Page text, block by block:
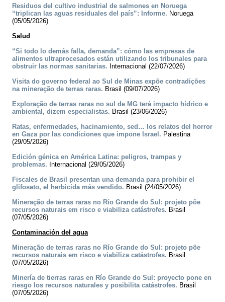
Residuos del cultivo industrial de salmones en Noruega
“triplican las aguas residuales del país”: Informe. Noruega
(05/05/2026)
Salud
“Si todo lo demás falla, demanda”: cómo las empresas de
alimentos ultraprocesados están utilizando los tribunales para
obstruir las normas sanitarias. Internacional (22/07/2026)
Visita do governo federal ao Sul de Minas expõe contradições
na mineração de terras raras. Brasil (09/07/2026)
Exploração de terras raras no sul de MG terá impacto hídrico e
ambiental, dizem especialistas. Brasil (23/06/2026)
Ratas, enfermedades, hacinamiento, sed… los relatos del horror
en Gaza por las condiciones que impone Israel. Palestina
(29/05/2026)
Edición génica en América Latina: peligros, trampas y
problemas. Internacional (29/05/2026)
Fiscales de Brasil presentan una demanda para prohibir el
glifosato, el herbicida más vendido. Brasil (24/05/2026)
Mineração de terras raras no Río Grande do Sul: projeto põe
recursos naturais em risco e viabiliza catástrofes. Brasil
(07/05/2026)
Contaminación del agua
Mineração de terras raras no Río Grande do Sul: projeto põe
recursos naturais em risco e viabiliza catástrofes. Brasil
(07/05/2026)
Minería de tierras raras en Río Grande do Sul: proyecto pone en
riesgo los recursos naturales y posibilita catástrofes. Brasil
(07/05/2026)